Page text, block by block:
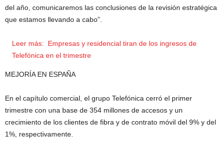
del año, comunicaremos las conclusiones de la revisión estratégica
que estamos llevando a cabo”.
Leer más:
Empresas y residencial tiran de los ingresos de
Telefónica en el trimestre
MEJORÍA EN ESPAÑA
En el capítulo comercial, el grupo Telefónica cerró el primer
trimestre con una base de 354 millones de accesos y un
crecimiento de los clientes de fibra y de contrato móvil del 9% y del
1%, respectivamente.